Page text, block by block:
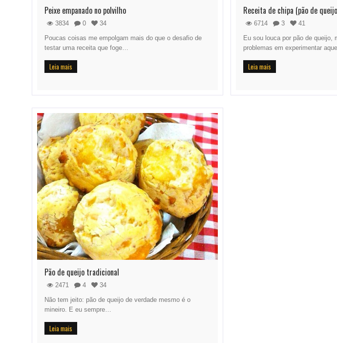
Peixe empanado no polvilho
3834 0
34
Poucas coisas me empolgam mais do que o desafio de
testar uma receita que foge…
Leia mais
Receita de chipa (pão de
6714 3
41
Eu sou louca por pão de queijo,
problemas em experimentar
Leia mais
Pão de queijo tradicional
2471 4
34
Não tem jeito: pão de queijo de verdade mesmo é o
mineiro. E eu sempre…
Leia mais